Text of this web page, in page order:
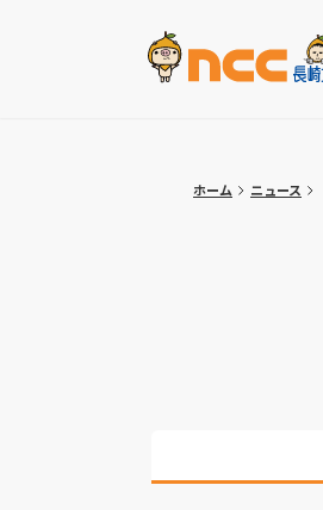
ホーム ニュース